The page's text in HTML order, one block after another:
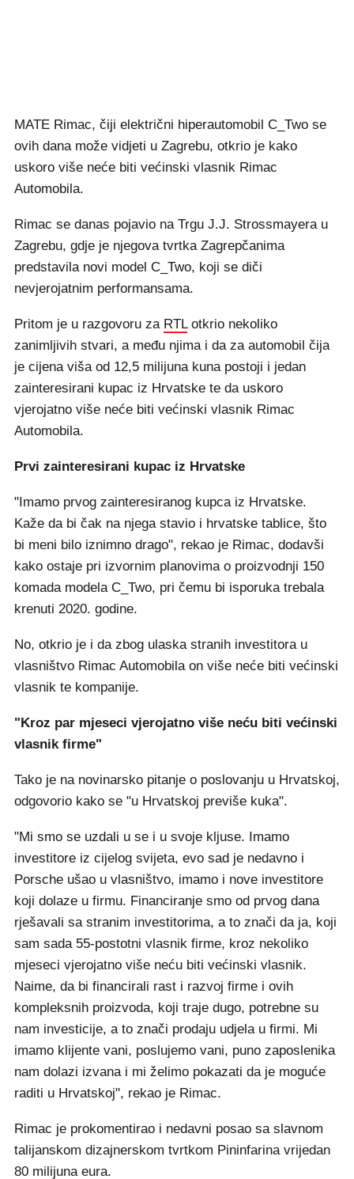
MATE Rimac, čiji električni hiperautomobil C_Two se
ovih dana može vidjeti u Zagrebu, otkrio je kako
uskoro više neće biti većinski vlasnik Rimac
Automobila.
Rimac se danas pojavio na Trgu J.J. Strossmayera u
Zagrebu, gdje je njegova tvrtka Zagrepčanima
predstavila novi model C_Two, koji se diči
nevjerojatnim performansama.
Pritom je u razgovoru za RTLotkrio nekoliko
zanimljivih stvari, a među njima i da za automobil čija
je cijena viša od 12,5 milijuna kuna postoji i jedan
zainteresirani kupac iz Hrvatske te da uskoro
vjerojatno više neće biti većinski vlasnik Rimac
Automobila.
Prvi zainteresirani kupac iz Hrvatske
"Imamo prvog zainteresiranog kupca iz Hrvatske.
Kaže da bi čak na njega stavio i hrvatske tablice, što
bi meni bilo iznimno drago", rekao je Rimac, dodavši
kako ostaje pri izvornim planovima o proizvodnji 150
komada modela C_Two, pri čemu bi isporuka trebala
krenuti 2020. godine.
No, otkrio je i da zbog ulaska stranih investitora u
vlasništvo Rimac Automobila on više neće biti većinski
vlasnik te kompanije.
"Kroz par mjeseci vjerojatno više neću biti većinski
vlasnik firme"
Tako je na novinarsko pitanje o poslovanju u Hrvatskoj,
odgovorio kako se "u Hrvatskoj previše kuka".
"Mi smo se uzdali u se i u svoje kljuse. Imamo
investitore iz cijelog svijeta, evo sad je nedavno i
Porsche ušao u vlasništvo, imamo i nove investitore
koji dolaze u firmu. Financiranje smo od prvog dana
rješavali sa stranim investitorima, a to znači da ja, koji
sam sada 55-postotni vlasnik firme, kroz nekoliko
mjeseci vjerojatno više neću biti većinski vlasnik.
Naime, da bi financirali rast i razvoj firme i ovih
kompleksnih proizvoda, koji traje dugo, potrebne su
nam investicije, a to znači prodaju udjela u firmi. Mi
imamo klijente vani, poslujemo vani, puno zaposlenika
nam dolazi izvana i mi želimo pokazati da je moguće
raditi u Hrvatskoj", rekao je Rimac.
Rimac je prokomentirao i nedavni posao sa slavnom
talijanskom dizajnerskom tvrtkom Pininfarina vrijedan
80 milijuna eura.